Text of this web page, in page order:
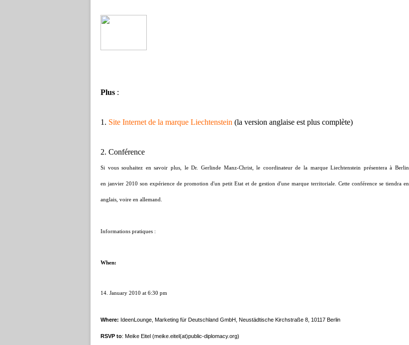
Plus :
1. Site Internet de la marque Liechtenstein (la version anglaise est plus complète)
2. Conférence
Si vous souhaitez en savoir plus, le Dr. Gerlinde Manz-Christ, le coordinateur de la marque Liechtenstein présentera à Berlin
en janvier 2010 son expérience de promotion d'un petit Etat et de gestion d'une marque territoriale. Cette conférence se tiendra en
anglais, voire en allemand.
Informations pratiques :
When:
14. January 2010 at 6:30 pm
Where: IdeenLounge, Marketing für Deutschland GmbH, Neustädtische Kirchstraße 8, 10117 Berlin
RSVP to: Meike Eitel (meike.eitel(at)public-diplomacy.org)